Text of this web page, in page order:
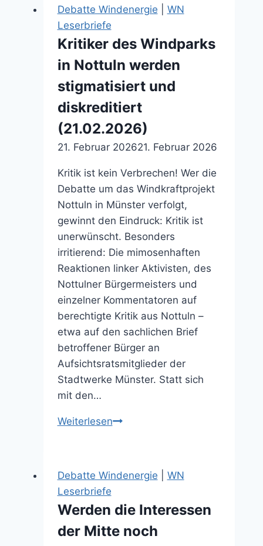
Debatte Windenergie
WN
Leserbriefe
Kritiker des Windparks
in Nottuln werden
stigmatisiert und
diskreditiert
(21.02.2026)
21. Februar 202621. Februar 2026
Kritik ist kein Verbrechen! Wer die
Debatte um das Windkraftprojekt
Nottuln in Münster verfolgt,
gewinnt den Eindruck: Kritik ist
unerwünscht. Besonders
irritierend: Die mimosenhaften
Reaktionen linker Aktivisten, des
Nottulner Bürgermeisters und
einzelner Kommentatoren auf
berechtigte Kritik aus Nottuln –
etwa auf den sachlichen Brief
betroffener Bürger an
Aufsichtsratsmitglieder der
Stadtwerke Münster. Statt sich
mit den…
WeiterlesenKritiker
Nottuln
stigmatisiert
und
Debatte Windenergie
WN
Leserbriefe
Werden die Interessen
der Mitte noch